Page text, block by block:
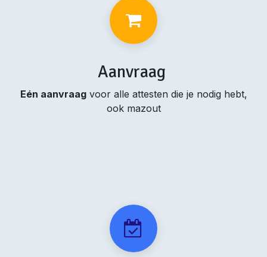
Aanvraag
Eén aanvraagvoor alle attesten die je nodig hebt,
ook mazout